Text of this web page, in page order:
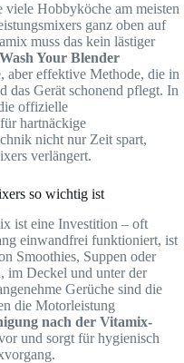
viele Hobbyköche am meisten
ganz oben auf
muss das kein lästiger
Your Blender
aber effektive Methode, die in
das Gerät schonend pflegt. In
offizielle
hartnäckige
nicht nur Zeit spart,
verlängert.
so wichtig ist
ist eine Investition – oft
einwandfrei funktioniert, ist
Smoothies, Suppen oder
im Deckel und unter der
Gerüche sind die
die Motorleistung
nach der Vitamix-
und sorgt für hygienisch